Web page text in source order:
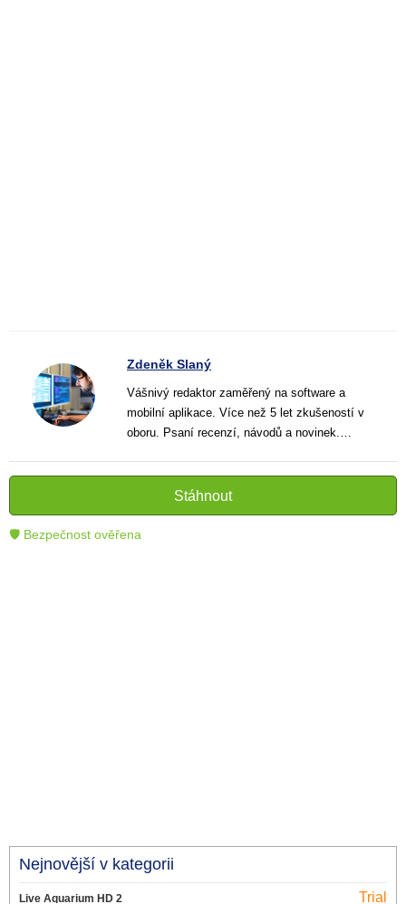
Zdeněk Slaný
Vášnivý redaktor zaměřený na software a
mobilní aplikace. Více než 5 let zkušeností v
oboru. Psaní recenzí, návodů a novinek.
pomáhají čtenářům lépe porozumět a využít
moderní technologie.
Stáhnout
🛡 Bezpečnost ověřena
Nejnovější v kategorii
Live Aquarium HD 2 Trial